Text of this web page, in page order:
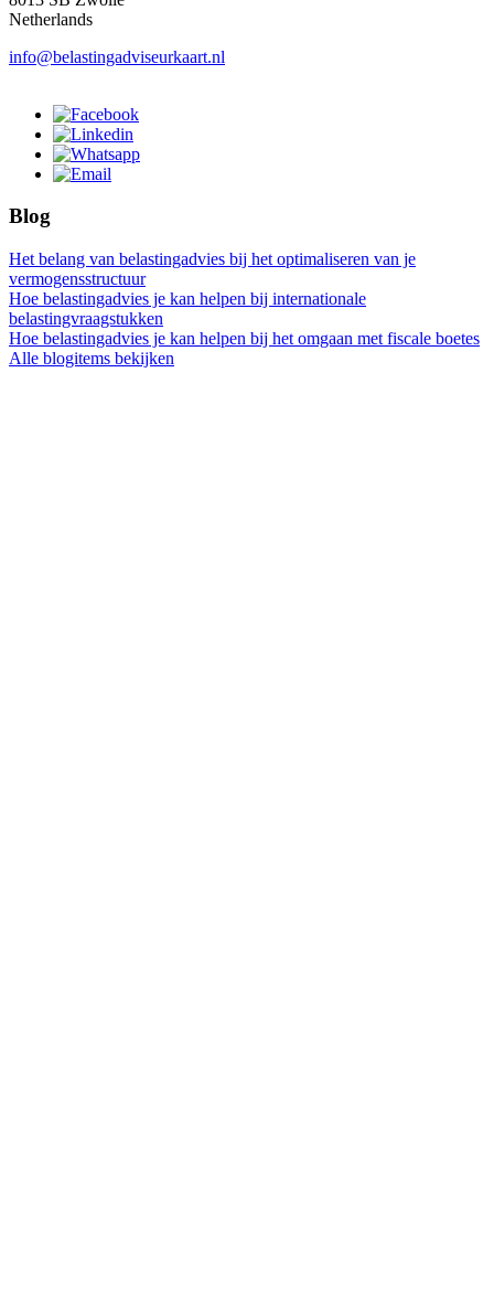
Netherlands
info@belastingadviseurkaart.nl
Blog
Het belang van belastingadvies bij het optimaliseren van je
vermogensstructuur
Hoe belastingadvies je kan helpen bij internationale
belastingvraagstukken
Hoe belastingadvies je kan helpen bij het omgaan met fiscale boetes
Alle blogitems bekijken